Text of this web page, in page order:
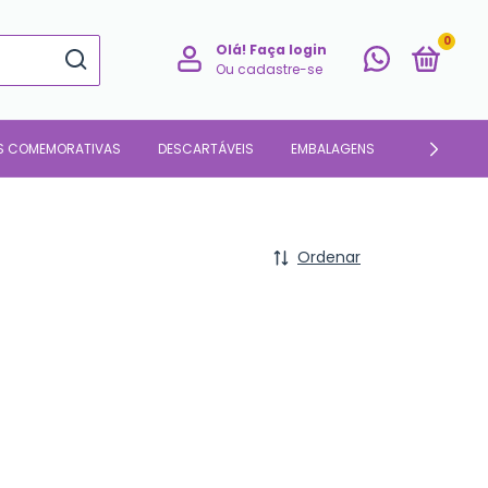
Olá! Faça login
Ou cadastre-se
0
COMEMORATIVAS DESCARTÁVEIS EMBALAGENS PARA O LAR
Ordenar